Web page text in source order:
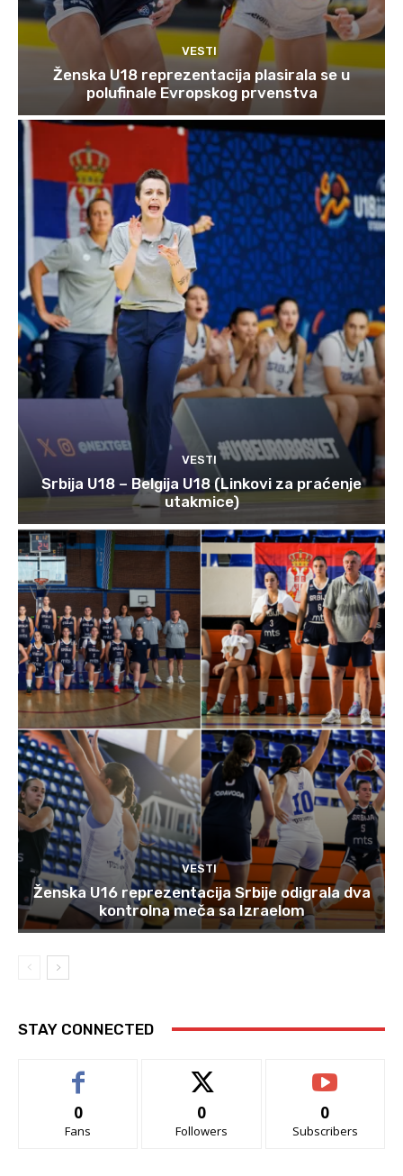
VESTI
Ženska U18 reprezentacija plasirala se u
polufinale Evropskog prvenstva
VESTI
Srbija U18 – Belgija U18 (Linkovi za praćenje
utakmice)
VESTI
Ženska U16 reprezentacija Srbije odigrala dva
kontrolna meča sa Izraelom
STAY CONNECTED
0
Fans
0
Followers
0
Subscribers